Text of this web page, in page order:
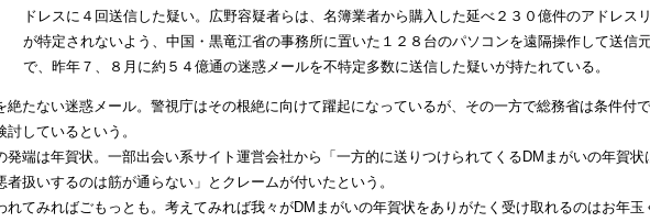
ドレスに４回送信した疑い。広野容疑者らは、名簿業者から購入した延べ２３０億件のアドレス
が特定されないよう、中国・黒竜江省の事務所に置いた１２８台のパソコンを遠隔操作して送信
で、昨年７、８月に約５４億通の迷惑メールを不特定多数に送信した疑いが持たれている。
絶たない迷惑メール。警視庁はその根絶に向けて躍起になっているが、その一方で総務省は条件付
討しているという。
発端は年賀状。一部出会い系サイト運営会社から「一方的に送りつけられてくるDMまがいの年賀
者扱いするのは筋が通らない」とクレームが付いたという。
れてみればごもっとも。考えてみれば我々がDMまがいの年賀状をありがたく受け取れるのはお年玉